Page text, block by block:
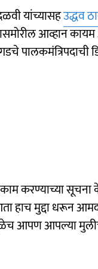
यांच्यासहउद्धव
आव्हान
काम करण्याच्या
मुद्दा धरून
आपण आपल्या